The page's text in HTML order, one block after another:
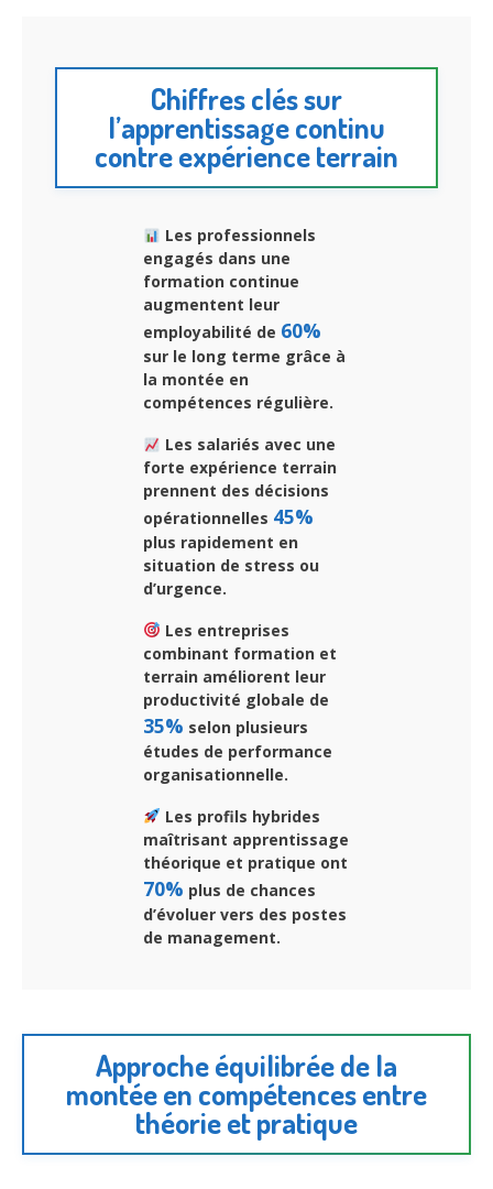
Chiffres clés sur
l’apprentissage continu
contre expérience terrain
Les professionnels
engagés dans une
formation continue
augmentent leur
employabilité de 60%
sur le long terme grâce à
la montée en
compétences régulière.
Les salariés avec une
forte expérience terrain
prennent des décisions
opérationnelles 45%
plus rapidement en
situation de stress ou
d’urgence.
Les entreprises
combinant formation et
terrain améliorent leur
productivité globale de
35% selon plusieurs
études de performance
organisationnelle.
Les profils hybrides
maîtrisant apprentissage
théorique et pratique ont
70% plus de chances
d’évoluer vers des postes
de management.
Approche équilibrée de la
montée en compétences entre
théorie et pratique